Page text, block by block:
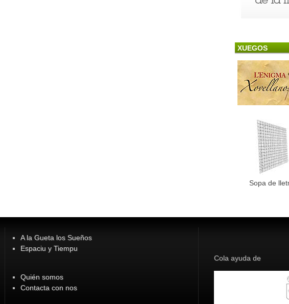
XUEGOS
Sopa de
A la Gueta los Sueños
Espaciu y Tiempu
Quién somos
Contacta con nos
Cola ayuda de